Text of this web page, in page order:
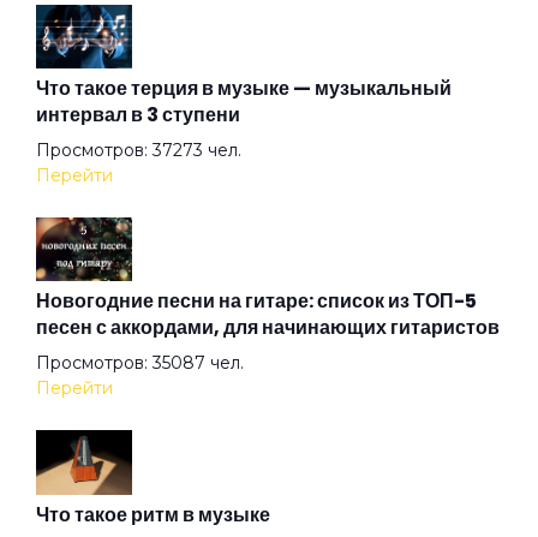
Брайтон
Братан
Бронзовые львы
В горах Афгани
В сентябрь фонари
Что такое терция в музыке — музыкальный
интервал в 3 ступени
Просмотров: 37273 чел.
Перейти
Новогодние песни на гитаре: список из ТОП-5
песен с аккордами, для начинающих гитаристов
Просмотров: 35087 чел.
Перейти
Что такое ритм в музыке